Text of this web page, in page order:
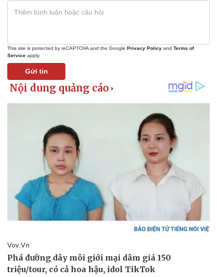
Tiêu dùng
Chứng khoán
Giá cà phê
This site is protected by reCAPTCHA and the Google Privacy Policy and Terms of
Service apply.
Gửi tin